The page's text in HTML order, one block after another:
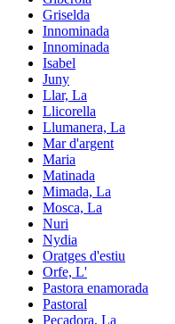
Griselda
Innominada
Innominada
Isabel
Juny
Llar, La
Llicorella
Llumanera, La
Mar d'argent
Maria
Matinada
Mimada, La
Mosca, La
Nuri
Nydia
Oratges d'estiu
Orfe, L'
Pastora enamorada
Pastoral
Pecadora, La